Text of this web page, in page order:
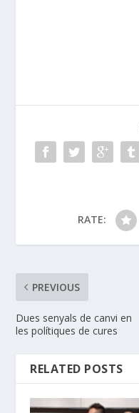
RATE:
PREVIOUS
Dues senyals de canvi en
les polítiques de cures
RELATED POSTS